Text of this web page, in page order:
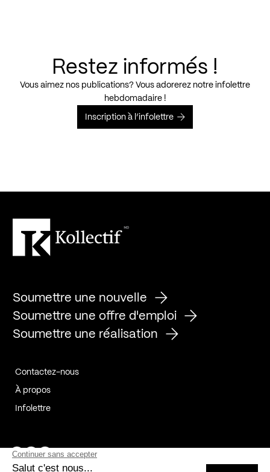
Restez informés !
Vous aimez nos publications? Vous adorerez notre infolettre
hebdomadaire !
Inscription à l’infolettre
Soumettre une nouvelle
Soumettre une offre d'emploi
Soumettre une réalisation
Contactez-nous
À propos
Infolettre
Page Facebook de Kollectif
Page Instagram de Kollectif
Page Linkedin de Kollectif